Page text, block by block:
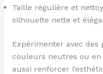
Taille régulière et
silhouette nette et
Expérimenter avec des
couleurs neutres ou
aussi renforcer